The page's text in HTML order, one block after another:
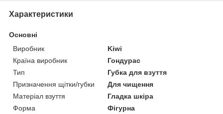
Характеристики
Основні
Виробник
Kiwi
Країна виробник
Гондурас
Тип
Губка для взуття
Призначення щітки/губки
Для чищення
Матеріал взуття
Гладка шкіра
Форма
Фігурна